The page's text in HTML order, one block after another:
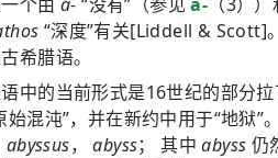
“深度”有关[Liddell & Scott]
希腊语。
中的当前形式是16世纪的部分
始混沌”，并在新约中用于“地狱”
abyssus，abyss； 其中abyss 仍